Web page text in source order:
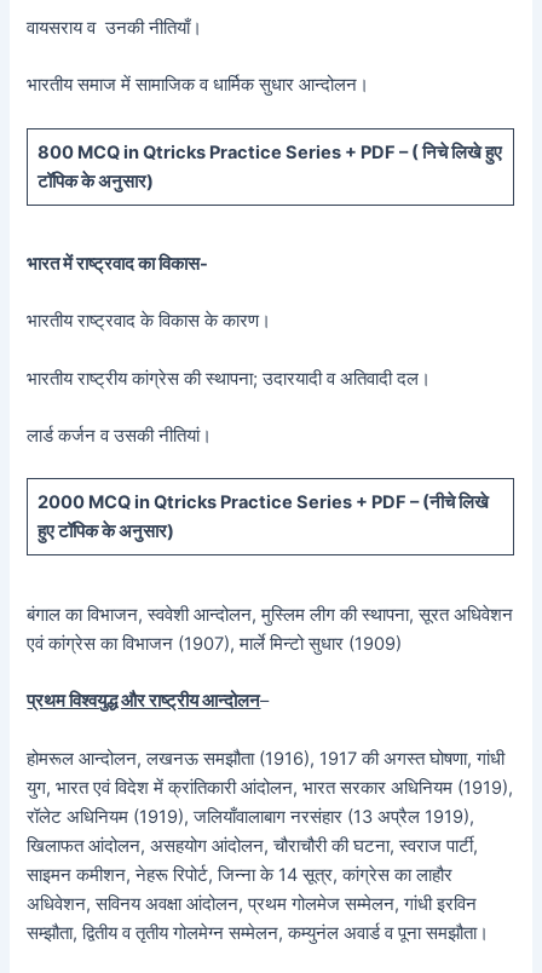
वायसराय व उनकी नीतियाँ।
भारतीय समाज में सामाजिक व धार्मिक सुधार आन्दोलन।
800 MCQ in Qtricks Practice Series + PDF – (निचे लिखे हुए
टॉपिक के अनुसार)
भारत में राष्ट्रवाद का विकास-
भारतीय राष्ट्रवाद के विकास के कारण।
भारतीय राष्ट्रीय कांग्रेस की स्थापना; उदारयादी व अतिवादी दल।
लार्ड कर्जन व उसकी नीतियां।
2000 MCQ in Qtricks Practice Series + PDF – (नीचेलिखे
हुए टॉपिक के अनुसार)
बंगाल का विभाजन, स्ववेशी आन्दोलन, मुस्लिम लीग की स्थापना, सूरत अधिवेशन
एवं कांग्रेस का विभाजन (1907), मार्ले मिन्टो सुधार (1909)
प्रथम विश्वयुद्ध और राष्ट्रीय आन्दोलन–
होमरूल आन्दोलन, लखनऊ समझौता (1916), 1917 की अगस्त घोषणा, गांधी
युग, भारत एवं विदेश में क्रांतिकारी आंदोलन, भारत सरकार अधिनियम (1919),
रॉलेट अधिनियम (1919), जलियाँवालाबाग नरसंहार (13 अप्रैल 1919),
खिलाफत आंदोलन, असहयोग आंदोलन, चौराचौरी की घटना, स्वराज पार्टी,
साइमन कमीशन, नेहरू रिपोर्ट, जिन्ना के 14 सूत्र, कांग्रेस का लाहौर
अधिवेशन, सविनय अवक्षा आंदोलन, प्रथम गोलमेज सम्मेलन, गांधी इरविन
सम्झौता, द्वितीय व तृतीय गोलमेग्न सम्मेलन, कम्युनंल अवार्ड व पूना समझौता।